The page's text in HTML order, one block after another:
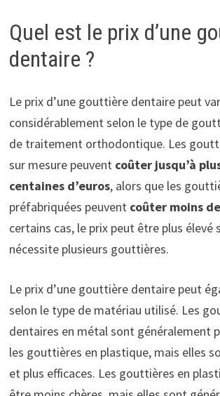
Quel est le prix d’une
dentaire ?
Le prix d’une gouttière dentaire peut
considérablement selon le type de
de traitement orthodontique. Les
sur mesure peuvent coûter jusqu’à
centaines d’euros, alors que les
préfabriquées peuvent coûter moins
certains cas, le prix peut être plus
nécessite plusieurs gouttières.
Le prix d’une gouttière dentaire peut
selon le type de matériau utilisé. Les
dentaires en métal sont généralement
les gouttières en plastique, mais elles
et plus efficaces. Les gouttières en